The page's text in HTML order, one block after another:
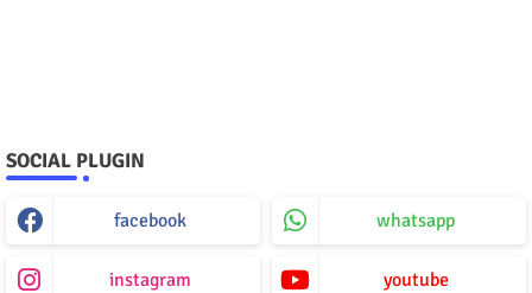
SOCIAL PLUGIN
facebook whatsapp
instagram youtube